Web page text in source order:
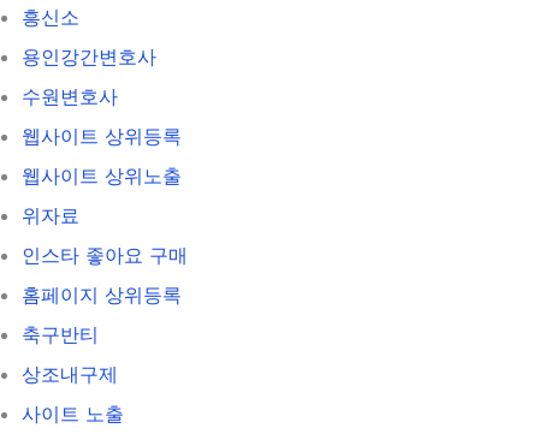
흥신소
용인강간변호사
수원변호사
웹사이트 상위등록
웹사이트 상위노출
위자료
인스타 좋아요 구매
홈페이지 상위등록
축구반티
상조내구제
사이트 노출